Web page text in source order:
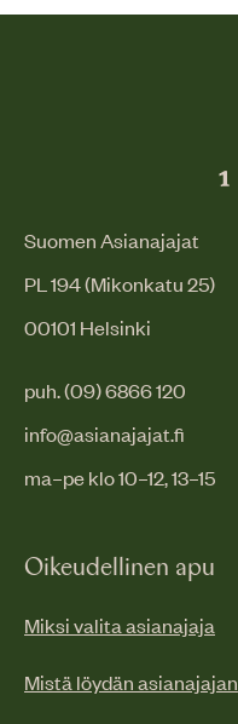
Suomen Asianajajat
PL 194 (Mikonkatu 25)
00101 Helsinki
puh. (09) 6866 120
info@asianajajat.fi
ma–pe klo 10–12, 13–15
Oikeudellinen apu
Miksi valita asianajaja
Mistä löydän asianajajan